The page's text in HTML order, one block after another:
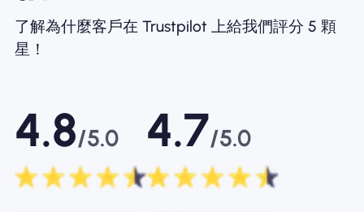
了解為什麼客戶在 Trustpilot 上給我們評分 5 顆
星！
4.8/5.0 4.7/5.0